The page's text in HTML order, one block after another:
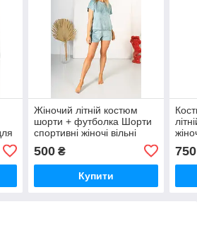
Жіночий літній костюм
шорти + футболка Шорти
спортивні жіночі вільні
500₴
Купити
літо
750